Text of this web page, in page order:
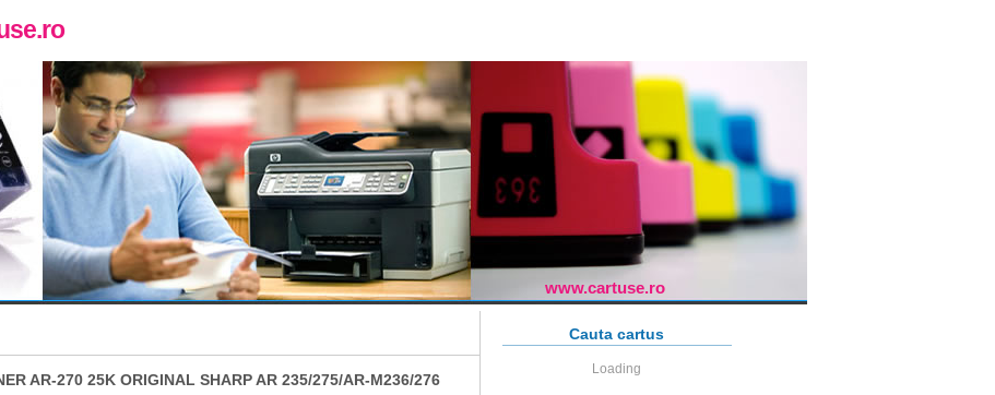
www.cartuse.ro
AR-270 25K ORIGINAL SHARP AR 235/275/AR-M236/276
Cauta cartus
Loading